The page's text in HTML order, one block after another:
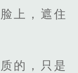
上，遮住
的，只是